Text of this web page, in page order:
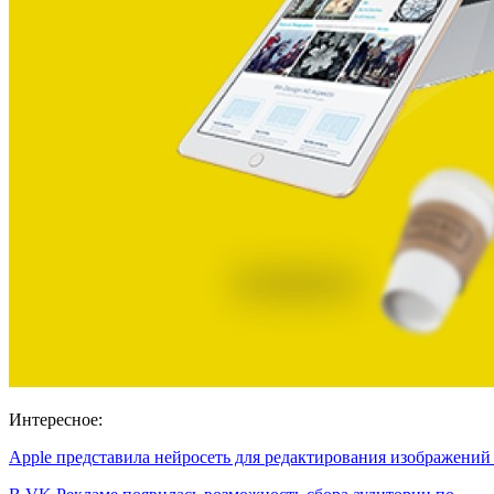
Интересное:
Apple представила нейросеть для редактирования